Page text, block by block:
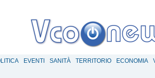
EVENTI SANITÀ TERRITORIO ECONOMIA